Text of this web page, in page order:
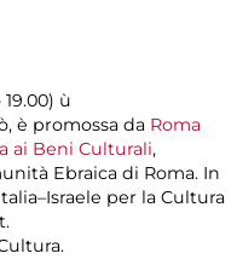
ù
è promossa da Roma
ai Beni Culturali,
Ebraica di Roma. In
per la Cultura